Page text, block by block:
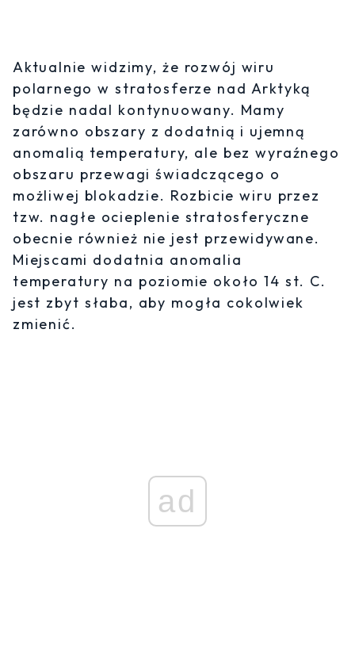
Aktualnie widzimy, że rozwój wiru
polarnego w stratosferze nad Arktyką
będzie nadal kontynuowany. Mamy
zarówno obszary z dodatnią i ujemną
anomalią temperatury, ale bez wyraźnego
obszaru przewagi świadczącego o
możliwej blokadzie. Rozbicie wiru przez
tzw. nagłe ocieplenie stratosferyczne
obecnie również nie jest przewidywane.
Miejscami dodatnia anomalia
temperatury na poziomie około 14 st. C.
jest zbyt słaba, aby mogła cokolwiek
zmienić.
ad